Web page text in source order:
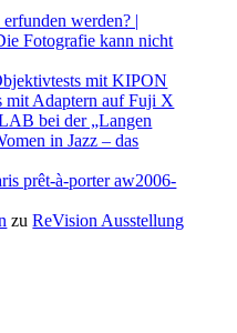
werden? |
Fotografie kann nicht
mit KIPON
mit Adaptern auf Fuji X
bei der „Langen
in Jazz – das
prêt-à-porter aw2006-
zuReVision Ausstellung